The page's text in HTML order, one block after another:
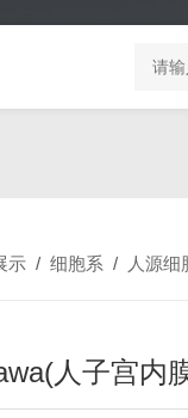
榛子东
示 / 细胞系 / 人源细
人子宫内